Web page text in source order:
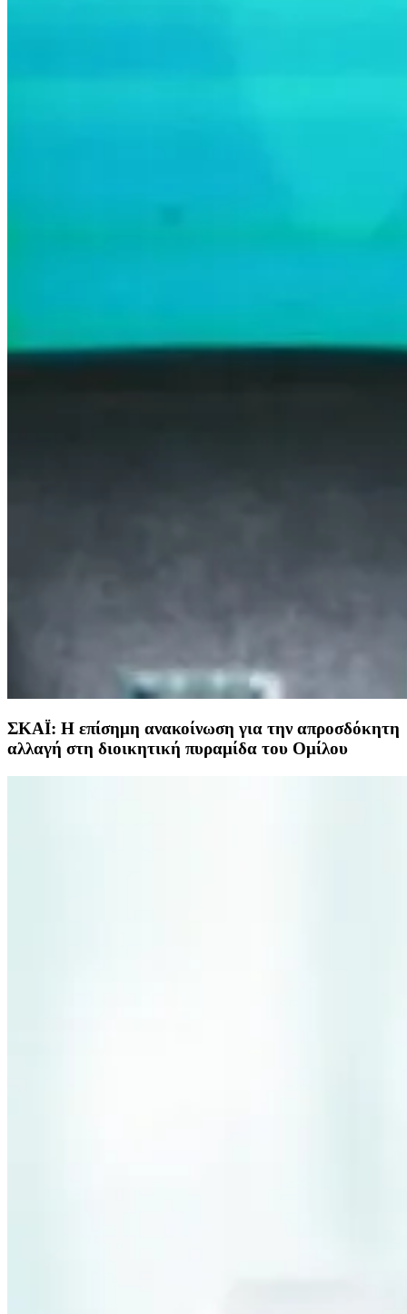
ΣΚΑΪ: Η επίσημη ανακοίνωση για την απροσδόκητη
αλλαγή στη διοικητική πυραμίδα του Ομίλου